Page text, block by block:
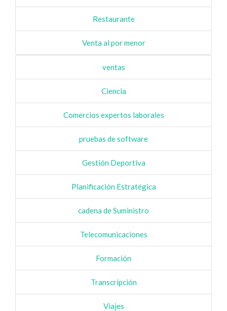
Restaurante
Venta al por menor
ventas
Ciencia
Comercios expertos laborales
pruebas de software
Gestión Deportiva
Planificación Estratégica
cadena de Suministro
Telecomunicaciones
Formación
Transcripción
Viajes